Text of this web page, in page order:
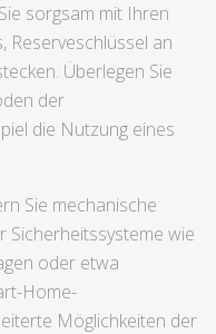
sorgsam mit Ihren
Reserveschlüssel an
Überlegen Sie
der
die Nutzung eines
Sie mechanische
Sicherheitssysteme wie
oder etwa
Home-
Möglichkeiten der